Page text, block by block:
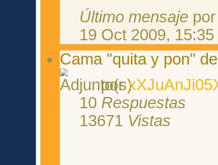
Último mensaje
19 Oct 2009, 15:35
Cama "quita y pon"
por
10 Respuestas
13671 Vistas